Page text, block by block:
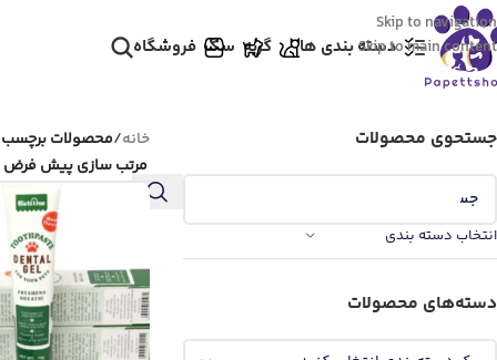
Skip to navigation
Skip to main contentدسته بندی ها گربه سگ فروشگاه
جستحوی محصولات
انتخاب دسته بندی
دسته‌های محصولات
خانه/محصولات برچسب